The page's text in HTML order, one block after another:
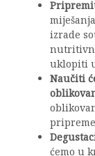
izrade
uklopiti
Naučiti
ćemo u